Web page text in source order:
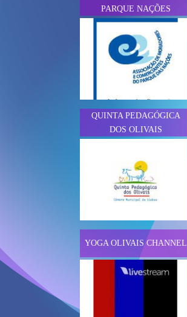
PARQUE NAÇÕES
QUINTA PEDAGÓGICA
DOS OLIVAIS
YOGA OLIVAIS CHANNEL